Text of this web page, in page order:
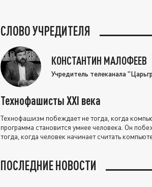
СЛОВО УЧРЕДИТЕЛЯ
КОНСТАНТИН МАЛОФЕЕВ
Учредитель телеканала
Технофашисты XXI века
Технофашизм побеждает не тогда, когда
программа становится умнее человека. Он
тогда, когда человек начинает считать
ПОСЛЕДНИЕ НОВОСТИ